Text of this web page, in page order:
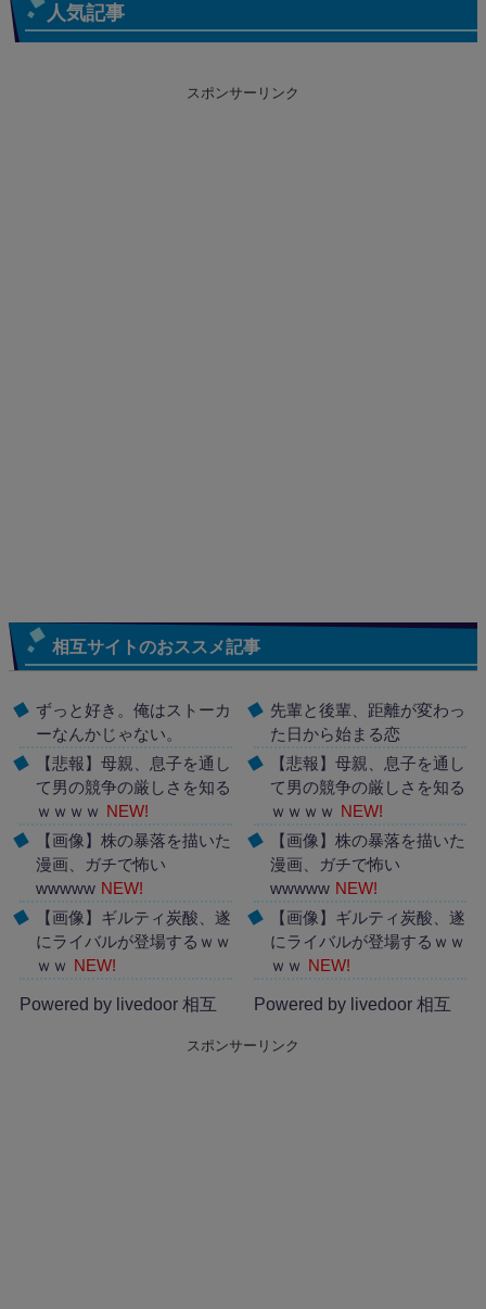
人気記事
スポンサーリンク
相互サイトのおススメ記事
ずっと好き。俺はストーカ
ーなんかじゃない。
【悲報】母親、息子を通し
て男の競争の厳しさを知る
ｗｗｗｗ NEW!
【画像】株の暴落を描いた
漫画、ガチで怖い
wwwww NEW!
【画像】ギルティ炭酸、遂
にライバルが登場するｗｗ
ｗｗ NEW!
Powered by livedoor 相互
先輩と後輩、距離が変わっ
た日から始まる恋
【悲報】母親、息子を通し
て男の競争の厳しさを知る
ｗｗｗｗ NEW!
【画像】株の暴落を描いた
漫画、ガチで怖い
wwwww NEW!
【画像】ギルティ炭酸、遂
にライバルが登場するｗｗ
ｗｗ NEW!
Powered by livedoor 相互
スポンサーリンク